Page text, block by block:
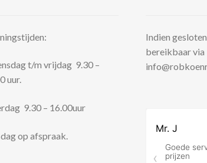
t/m vrijdag 9.30 –
uur.
9.30 – 16.00uur
op afspraak.
Indien
bereikbaar via